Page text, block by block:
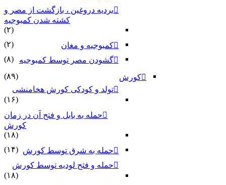
بردیه دروغین ، بازگشت از مصر و
کشته شدن کمبوجیه
(۲)
کمبوجیه و مغان
(۲)
گشودن مصر توسط کمبوجیه
(۸)
کورش
(۸۹)
تولد و کودکی کورش هخامنشی
(۱۶)
حمله به بابل و فتح آن در زمان
کورش
(۱۸)
حمله به شرق توسط کورش (۱۴)
حمله و فتح لودیه توسط کورش
(۱۸)